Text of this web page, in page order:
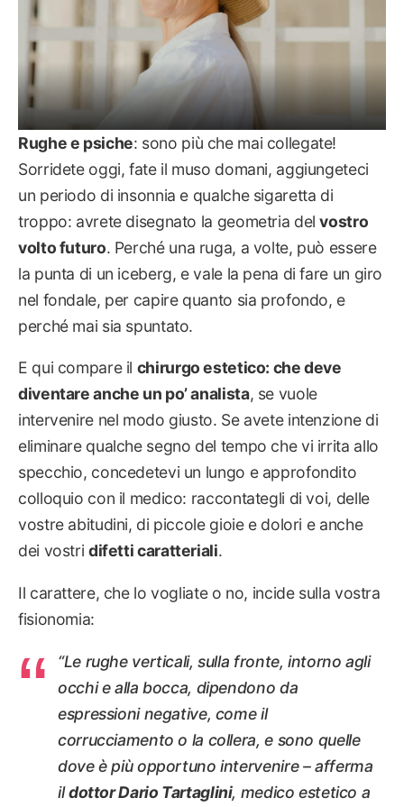
Rughe e psiche: sono più che mai collegate!
Sorridete oggi, fate il muso domani, aggiungeteci
un periodo di insonnia e qualche sigaretta di
troppo: avrete disegnato la geometria delvostro
volto futuro. Perché una ruga, a volte, può essere
la punta di un iceberg, e vale la pena di fare un giro
nel fondale, per capire quanto sia profondo, e
perché mai sia spuntato.
E qui compare il chirurgo estetico: che deve
diventare anche un po’ analista, se vuole
intervenire nel modo giusto. Se avete intenzione di
eliminare qualche segno del tempo che vi irrita allo
specchio, concedetevi un lungo e approfondito
colloquio con il medico: raccontategli di voi, delle
vostre abitudini, di piccole gioie e dolori e anche
dei vostri difetti caratteriali.
Il carattere, che lo vogliate o no, incide sulla vostra
fisionomia:
“Le rughe verticali, sulla fronte, intorno agli
occhi e alla bocca, dipendono da
espressioni negative, come il
corrucciamento o la collera, e sono quelle
dove è più opportuno intervenire– afferma
ildottor Dario Tartaglini, medico estetico a